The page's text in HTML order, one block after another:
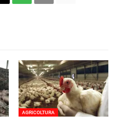
AGRICOLTURA